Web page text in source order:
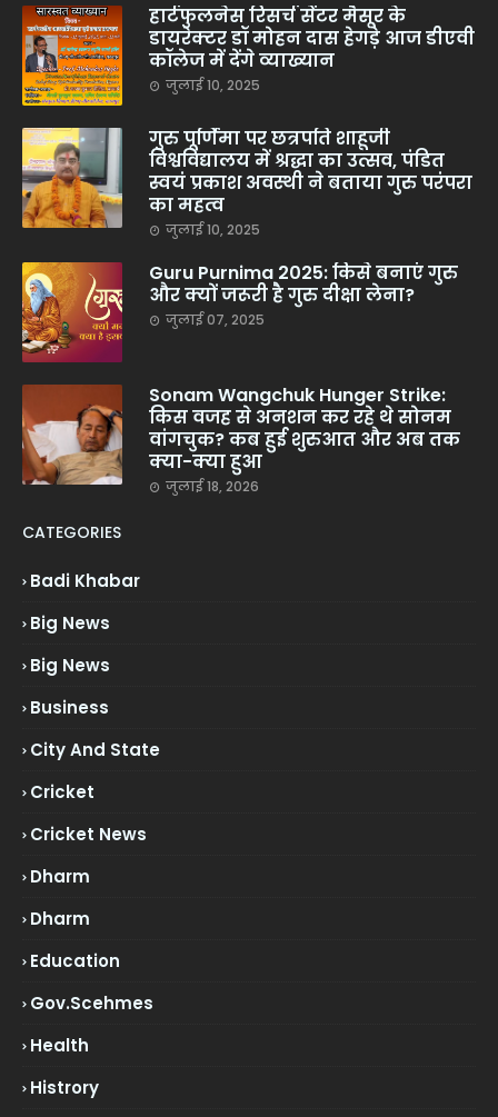
हार्टफुलनेस रिसर्च सेंटर मैसूर के
डायरेक्टर डॉ मोहन दास हेगड़े आज डीएवी
कॉलेज में देंगे व्याख्यान
जुलाई 10, 2025
गुरु पूर्णिमा पर छत्रपति शाहूजी
विश्वविद्यालय में श्रद्धा का उत्सव, पंडित
स्वयं प्रकाश अवस्थी ने बताया गुरु परंपरा
का महत्व
जुलाई 10, 2025
Guru Purnima 2025: किसे बनाएं गुरु
और क्यों जरूरी है गुरु दीक्षा लेना?
जुलाई 07, 2025
Sonam Wangchuk Hunger Strike:
किस वजह से अनशन कर रहे थे सोनम
वांगचुक? कब हुई शुरुआत और अब तक
क्या-क्या हुआ
जुलाई 18, 2026
CATEGORIES
Badi Khabar
Big News
Big News
Business
City And State
Cricket
Cricket News
Dharm
Dharm
Education
Gov.scehmes
Health
Histrory